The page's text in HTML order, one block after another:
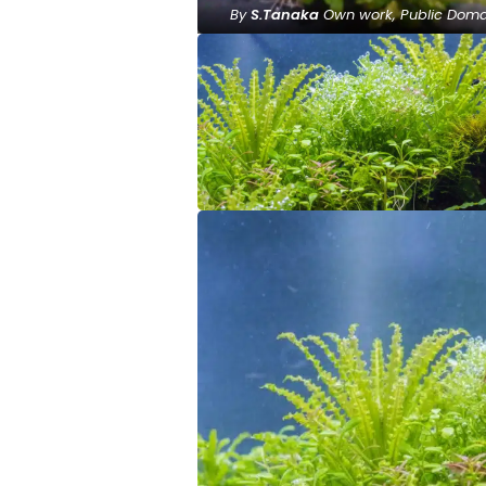
ByS.TanakaOwn work, Public